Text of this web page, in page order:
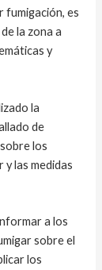
fumigación, es
la zona a
y
la
de
los
las medidas
a los
sobre el
los